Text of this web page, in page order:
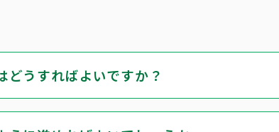
どうすればよいですか？